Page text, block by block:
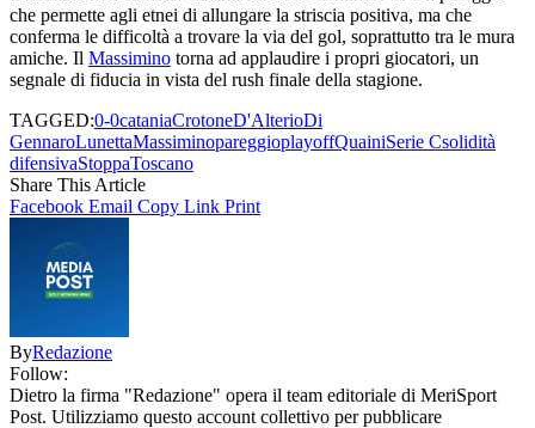
che permette agli etnei di allungare la striscia positiva, ma che
conferma le difficoltà a trovare la via del gol, soprattutto tra le mura
amiche. Il Massimino torna ad applaudire i propri giocatori, un
segnale di fiducia in vista del rush finale della stagione.
TAGGED:0-0cataniaCrotoneD'AlterioDi
GennaroLunettaMassiminopareggioplayoffQuainiSerie Csolidità
difensivaStoppaToscano
Share This Article
Facebook Email Copy Link Print
ByRedazione
Follow:
Dietro la firma "Redazione" opera il team editoriale di MeriSport
Post. Utilizziamo questo account collettivo per pubblicare